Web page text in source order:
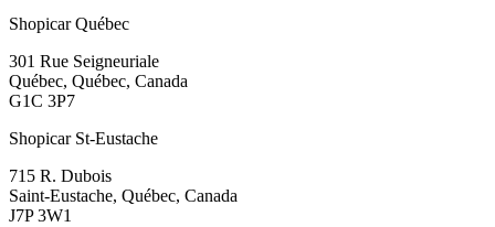
Shopicar Québec
301 Rue Seigneuriale
Québec, Québec, Canada
G1C 3P7
Shopicar St-Eustache
715 R. Dubois
Saint-Eustache, Québec, Canada
J7P 3W1